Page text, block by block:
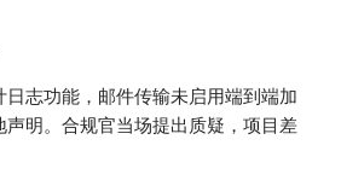
日志功能，邮件传输未启用端到端加
声明。合规官当场提出质疑，项目差